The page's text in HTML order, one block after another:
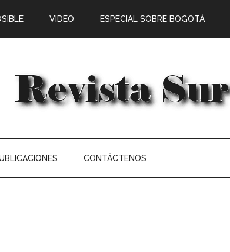
VIDEO ESPECIAL SOBRE BOGOTÁ
CONTÁCTENOS